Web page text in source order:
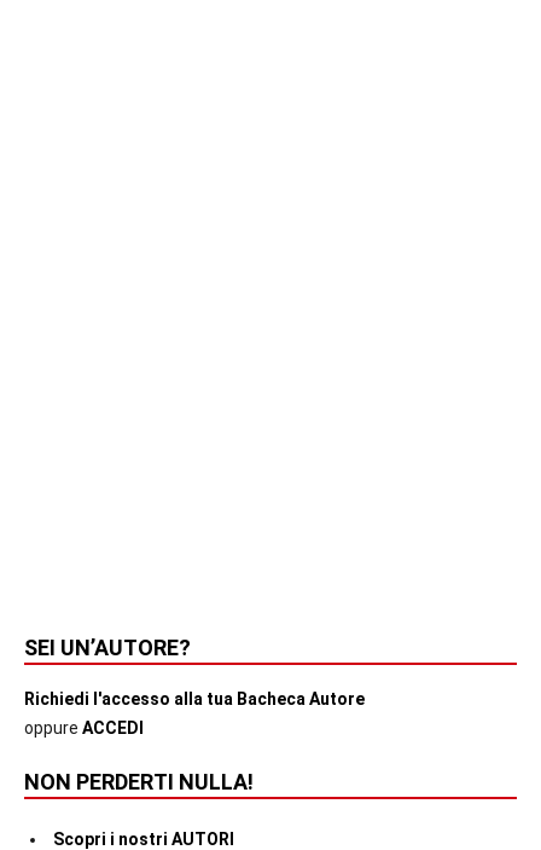
SEI UN’AUTORE?
Richiedi l'accesso alla tua Bacheca Autore
oppure ACCEDI
NON PERDERTI NULLA!
Scopri i nostri AUTORI